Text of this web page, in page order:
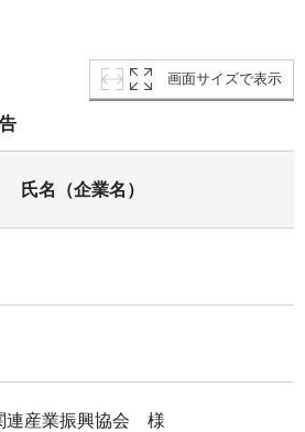
画面サイズで表示
氏名（企業名）
連産業振興協会 様